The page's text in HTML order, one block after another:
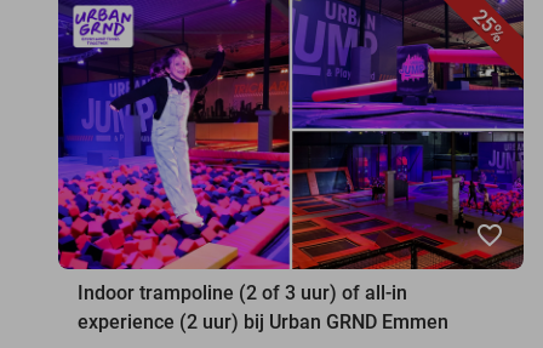
25%
favorite_border
Indoor trampoline (2 of 3 uur) of all-in
experience (2 uur) bij Urban GRND Emmen